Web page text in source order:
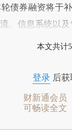
券融资将于补
、信息系统以及
本文共计
登录后获
财新通会员
可畅读全文